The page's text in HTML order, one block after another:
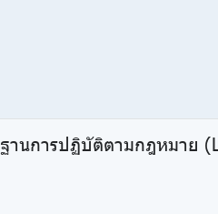
ฐานการปฏิบัติตามกฎหมาย